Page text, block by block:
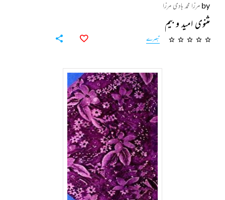
by مرزا محمد ہادی مرزا
مثنوی امید و بیم
تبصرے